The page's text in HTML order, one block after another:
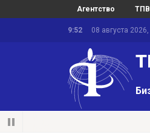
Агентство ТПВ
9:52 08 августа